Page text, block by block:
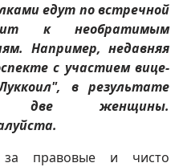
едут по встречной
к необратимым
Например, недавняя
с участием вице-
в результате
две женщины.
за правовые и чисто